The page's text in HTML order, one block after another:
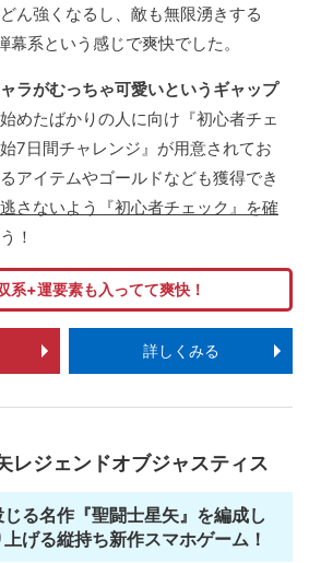
ん強くなるし、敵も無限湧きする
幕系という感じで爽快でした。
ラがむっちゃ可愛いというギャップ
めたばかりの人に向け『初心者チェ
7日間チャレンジ』が用意されてお
アイテムやゴールドなども獲得でき
さないよう『初心者チェック』を確
！
系+運要素も入ってて爽快！
詳しくみる
レジェンドオブジャスティス
る名作『聖闘士星矢』を編成し
げる縦持ち新作スマホゲーム！